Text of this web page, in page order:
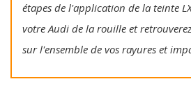
étapes de l'application de la teinte
votre Audi de la rouille et
sur l'ensemble de vos rayures et